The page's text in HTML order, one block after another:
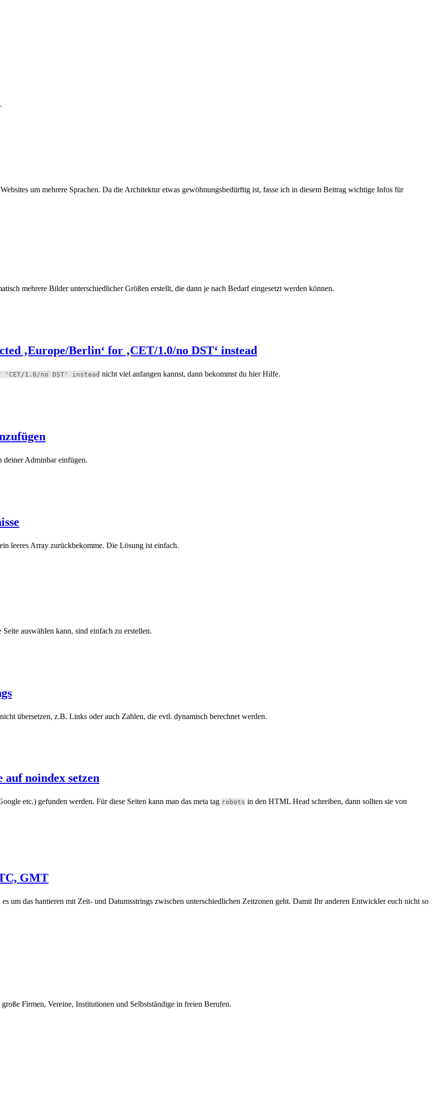
um mehrere Sprachen. Da die Architektur etwas gewöhnungsbedürftig ist, fasse ich in diesem Beitrag wichtige Infos für
mehrere Bilder unterschiedlicher Größen erstellt, die dann je nach Bedarf eingesetzt werden können.
‚Europe/Berlin‘ for ‚CET/1.0/no DST‘ instead
1.0/no DST' instead nicht viel anfangen kannst, dann bekommst du hier Hilfe.
Adminbar einfügen.
leeres Array zurückbekomme. Die Lösung ist einfach.
auswählen kann, sind einfach zu erstellen.
übersetzen, z.B. Links oder auch Zahlen, die evtl. dynamisch berechnet werden.
noindex setzen
etc.) gefunden werden. Für diese Seiten kann man das meta tag robots in den HTML Head schreiben, dann sollten sie von
GMT
um das hantieren mit Zeit- und Datumsstrings zwischen unterschiedlichen Zeitzonen geht. Damit Ihr anderen Entwickler euch nicht so
Firmen, Vereine, Institutionen und Selbstständige in freien Berufen.